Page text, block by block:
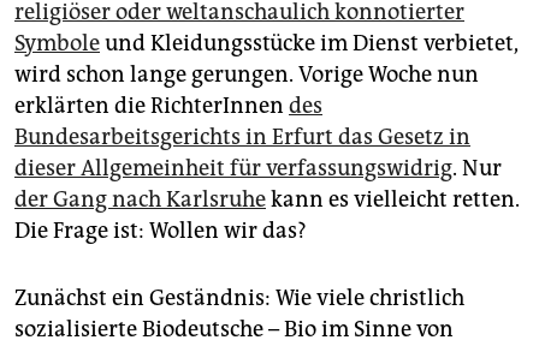
religiöser oder weltanschaulich konnotierter
Symboleund Kleidungsstücke im Dienst verbietet,
wird schon lange gerungen. Vorige Woche nun
erklärten die RichterInnen des
Bundesarbeitsgerichts in Erfurt das Gesetz in
dieser Allgemeinheit für verfassungswidrig. Nur
der Gang nach Karlsruhekann es vielleicht retten.
Die Frage ist: Wollen wir das?
Zunächst ein Geständnis: Wie viele christlich
sozialisierte Biodeutsche – Bio im Sinne von